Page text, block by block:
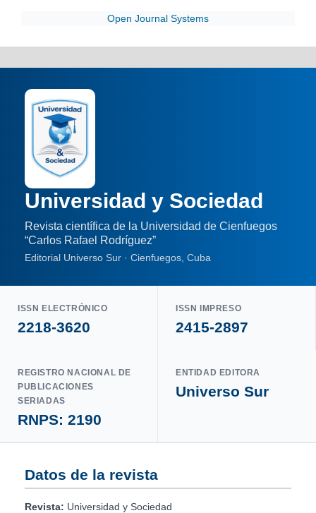
Open Journal Systems
Universidad y Sociedad
Revista científica de la Universidad de Cienfuegos
“Carlos Rafael Rodríguez”
Editorial Universo Sur · Cienfuegos, Cuba
ISSN ELECTRÓNICO
2218-3620
ISSN IMPRESO
2415-2897
REGISTRO NACIONAL DE
PUBLICACIONES
SERIADAS
RNPS: 2190
ENTIDAD EDITORA
Universo Sur
Datos de la revista
Revista: Universidad y Sociedad